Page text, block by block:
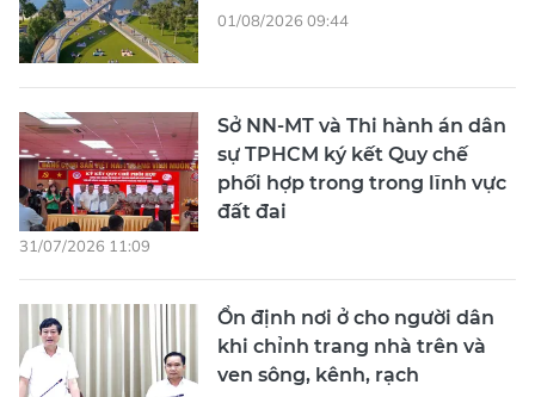
01/08/2026 09:44
Sở NN-MT và Thi hành án dân
sự TPHCM ký kết Quy chế
phối hợp trong trong lĩnh vực
đất đai
31/07/2026 11:09
Ổn định nơi ở cho người dân
khi chỉnh trang nhà trên và
ven sông, kênh, rạch